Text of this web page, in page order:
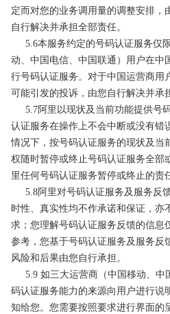
定而对您的业务调用量的调整安排，
自行解决并承担全部责任。
5.6本服务约定的号码认证服务仅
动、中国电信、中国联通）用户在中
行号码认证服务。对于中国运营商用
可能引发的投诉，由您自行解决并承
5.7阿里以现状及当前功能提供号
认证服务在操作上不会中断或没有错
情况下，按号码认证服务的现状及当
权随时暂停或终止号码认证服务全部
里任何号码认证服务暂停或终止的责
5.8阿里对号码认证服务及服务反
时性、真实性均不作承诺和保证，亦
求；您理解号码认证服务反馈的信息
参考，您基于号码认证服务及服务反
风险和后果由您自行承担。
5.9 如三大运营商（中国移动、中
码认证服务能力的来源向用户进行说
知给您。您需要按照要求进行界面的